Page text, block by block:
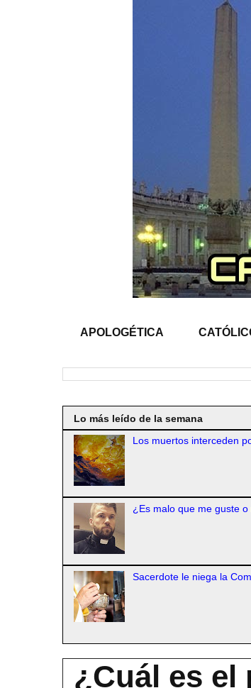
APOLOGÉTICA
Lo más leído de la semana
Los muertos interceden
¿Es malo que me guste
Sacerdote le niega la
¿Cuál es el